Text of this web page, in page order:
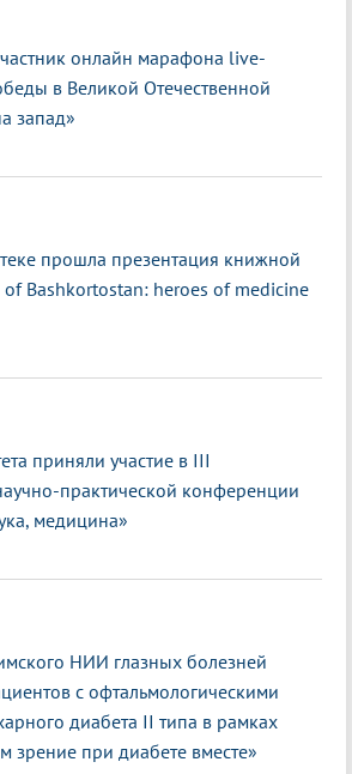
онлайн марафона live-
в Великой Отечественной
запад»
прошла презентация книжной
of Bashkortostan: heroes of medicine
приняли участие в III
практической конференции
медицина»
НИИ глазных болезней
с офтальмологическими
диабета II типа в рамках
зрение при диабете вместе»